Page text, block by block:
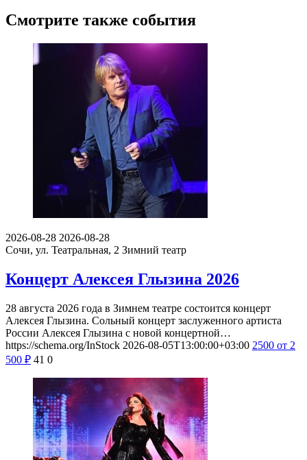
Смотрите также события
2026-08-28 2026-08-28
Сочи, ул. Театральная, 2 Зимний театр
Концерт Алексея Глызина 2026
28 августа 2026 года в Зимнем театре состоится концерт
Алексея Глызина. Сольный концерт заслуженного артиста
России Алексея Глызина с новой концертной…
https://schema.org/InStock 2026-08-05T13:00:00+03:00 2500 от 2
500 ₽ 41 0